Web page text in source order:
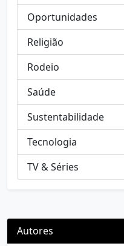
Oportunidades
Religião
Rodeio
Saúde
Sustentabilidade
Tecnologia
TV & Séries
Autores